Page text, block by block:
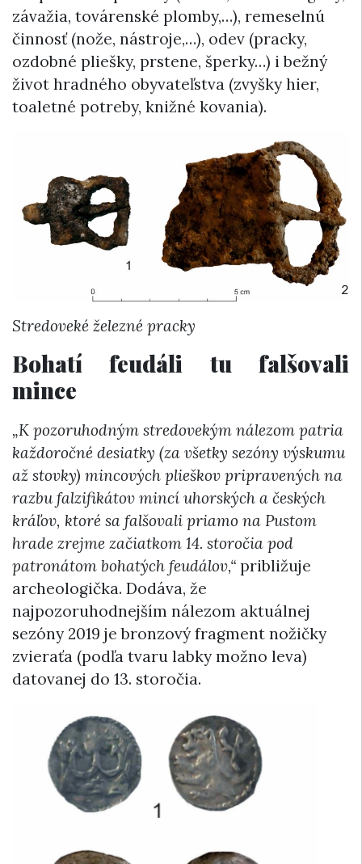
závažia, továrenské plomby,…), remeselnú
činnosť (nože, nástroje,…), odev (pracky,
ozdobné pliešky, prstene, šperky…) i bežný
život hradného obyvateľstva (zvyšky hier,
toaletné potreby, knižné kovania).
Stredoveké železné pracky
Bohatí feudáli tu falšovali
mince
„K pozoruhodným stredovekým nálezom patria
každoročné desiatky (za všetky sezóny výskumu
až stovky) mincových plieškov pripravených na
razbu falzifikátov mincí uhorských a českých
kráľov, ktoré sa falšovali priamo na Pustom
hrade zrejme začiatkom 14. storočia pod
patronátom bohatých feudálov,“ približuje
archeologička. Dodáva, že
najpozoruhodnejším nálezom aktuálnej
sezóny 2019 je bronzový fragment nožičky
zvieraťa (podľa tvaru labky možno leva)
datovanej do 13. storočia.